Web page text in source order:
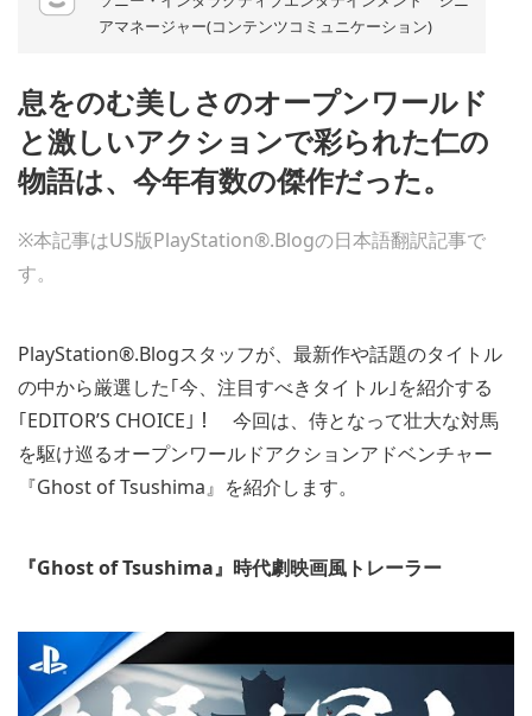
アマネージャー(コンテンツコミュニケーション)
息をのむ美しさのオープンワールド
と激しいアクションで彩られた仁の
物語は、今年有数の傑作だった。
※本記事はUS版PlayStation®.Blogの日本語翻訳記事で
す。
PlayStation®.Blogスタッフが、最新作や話題のタイトル
の中から厳選した｢今、注目すべきタイトル｣を紹介する
｢EDITOR’S CHOICE｣！ 今回は、侍となって壮大な対馬
を駆け巡るオープンワールドアクションアドベンチャー
『Ghost of Tsushima』を紹介します。
『Ghost of Tsushima』時代劇映画風トレーラー